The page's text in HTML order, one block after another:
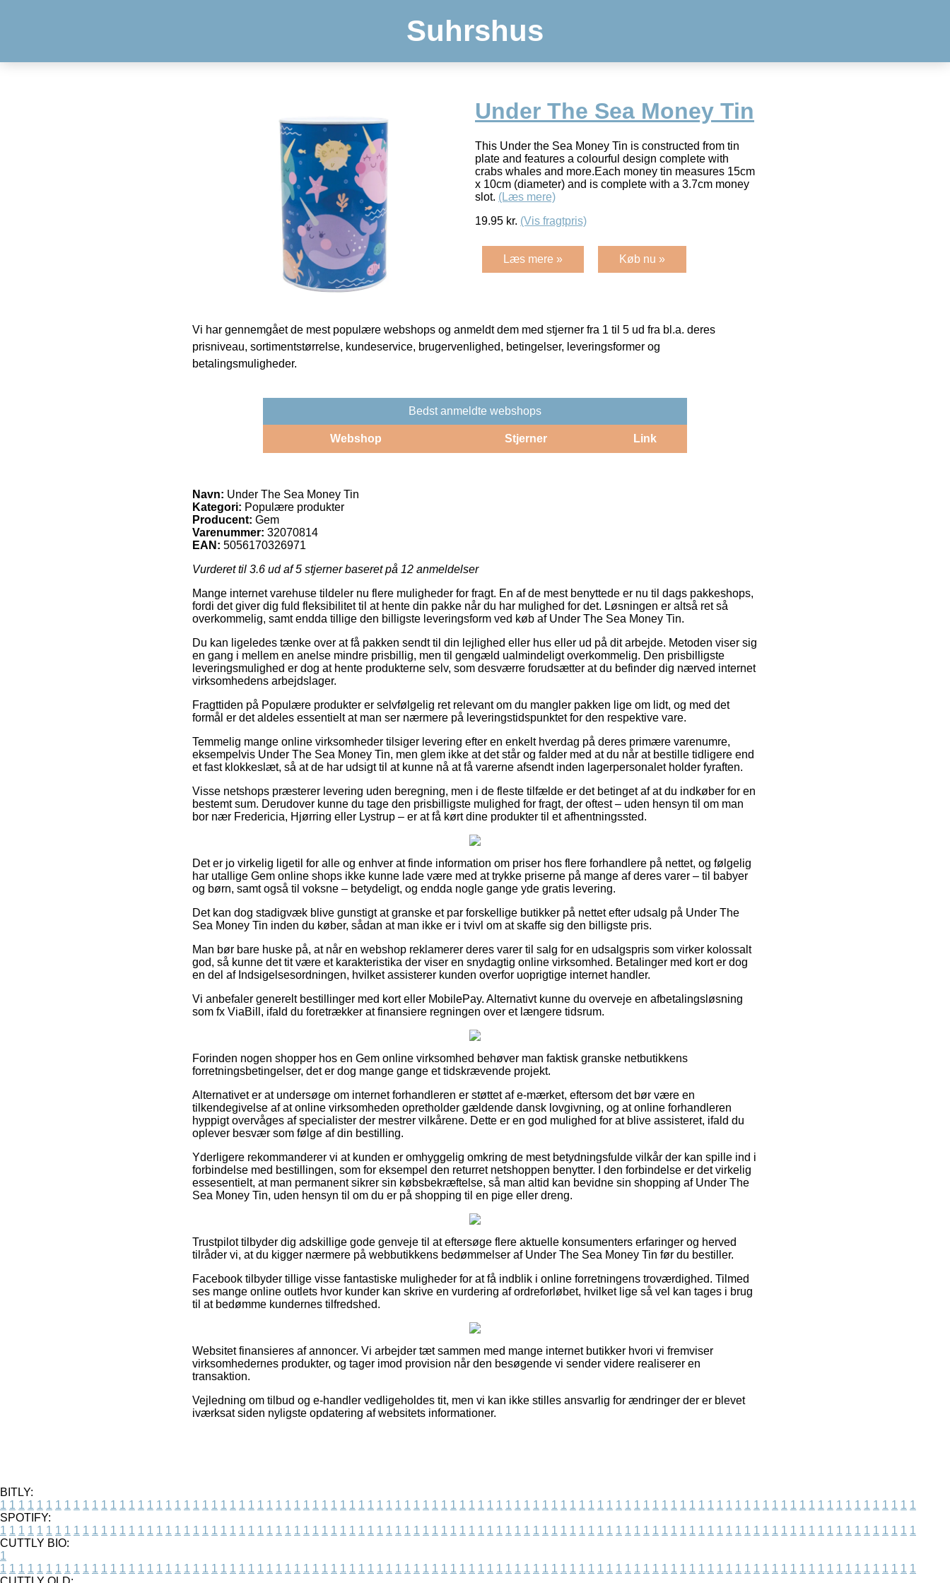
Suhrshus
Under The Sea Money Tin
This Under the Sea Money Tin is constructed from tin
plate and features a colourful design complete with
crabs whales and more.Each money tin measures 15cm
x 10cm (diameter) and is complete with a 3.7cm money
slot. (Læs mere)
19.95 kr. (Vis fragtpris)
Læs mere » Køb nu »
Vi har gennemgået de mest populære webshops og anmeldt dem med stjerner fra 1 til 5 ud fra bl.a. deres
prisniveau, sortimentstørrelse, kundeservice, brugervenlighed, betingelser, leveringsformer og
betalingsmuligheder.
Bedst anmeldte webshops
Webshop Stjerner Link
Navn: Under The Sea Money Tin
Kategori: Populære produkter
Producent: Gem
Varenummer: 32070814
EAN: 5056170326971
Vurderet til 3.6 ud af 5 stjerner baseret på 12 anmeldelser
Mange internet varehuse tildeler nu flere muligheder for fragt. En af de mest benyttede er nu til dags pakkeshops,
fordi det giver dig fuld fleksibilitet til at hente din pakke når du har mulighed for det. Løsningen er altså ret så
overkommelig, samt endda tillige den billigste leveringsform ved køb af Under The Sea Money Tin.
Du kan ligeledes tænke over at få pakken sendt til din lejlighed eller hus eller ud på dit arbejde. Metoden viser sig
en gang i mellem en anelse mindre prisbillig, men til gengæld ualmindeligt overkommelig. Den prisbilligste
leveringsmulighed er dog at hente produkterne selv, som desværre forudsætter at du befinder dig nærved internet
virksomhedens arbejdslager.
Fragttiden på Populære produkter er selvfølgelig ret relevant om du mangler pakken lige om lidt, og med det
formål er det aldeles essentielt at man ser nærmere på leveringstidspunktet for den respektive vare.
Temmelig mange online virksomheder tilsiger levering efter en enkelt hverdag på deres primære varenumre,
eksempelvis Under The Sea Money Tin, men glem ikke at det står og falder med at du når at bestille tidligere end
et fast klokkeslæt, så at de har udsigt til at kunne nå at få varerne afsendt inden lagerpersonalet holder fyraften.
Visse netshops præsterer levering uden beregning, men i de fleste tilfælde er det betinget af at du indkøber for en
bestemt sum. Derudover kunne du tage den prisbilligste mulighed for fragt, der oftest – uden hensyn til om man
bor nær Fredericia, Hjørring eller Lystrup – er at få kørt dine produkter til et afhentningssted.
Det er jo virkelig ligetil for alle og enhver at finde information om priser hos flere forhandlere på nettet, og følgelig
har utallige Gem online shops ikke kunne lade være med at trykke priserne på mange af deres varer – til babyer
og børn, samt også til voksne – betydeligt, og endda nogle gange yde gratis levering.
Det kan dog stadigvæk blive gunstigt at granske et par forskellige butikker på nettet efter udsalg på Under The
Sea Money Tin inden du køber, sådan at man ikke er i tvivl om at skaffe sig den billigste pris.
Man bør bare huske på, at når en webshop reklamerer deres varer til salg for en udsalgspris som virker kolossalt
god, så kunne det tit være et karakteristika der viser en snydagtig online virksomhed. Betalinger med kort er dog
en del af Indsigelsesordningen, hvilket assisterer kunden overfor uoprigtige internet handler.
Vi anbefaler generelt bestillinger med kort eller MobilePay. Alternativt kunne du overveje en afbetalingsløsning
som fx ViaBill, ifald du foretrækker at finansiere regningen over et længere tidsrum.
Forinden nogen shopper hos en Gem online virksomhed behøver man faktisk granske netbutikkens
forretningsbetingelser, det er dog mange gange et tidskrævende projekt.
Alternativet er at undersøge om internet forhandleren er støttet af e-mærket, eftersom det bør være en
tilkendegivelse af at online virksomheden opretholder gældende dansk lovgivning, og at online forhandleren
hyppigt overvåges af specialister der mestrer vilkårene. Dette er en god mulighed for at blive assisteret, ifald du
oplever besvær som følge af din bestilling.
Yderligere rekommanderer vi at kunden er omhyggelig omkring de mest betydningsfulde vilkår der kan spille ind i
forbindelse med bestillingen, som for eksempel den returret netshoppen benytter. I den forbindelse er det virkelig
essesentielt, at man permanent sikrer sin købsbekræftelse, så man altid kan bevidne sin shopping af Under The
Sea Money Tin, uden hensyn til om du er på shopping til en pige eller dreng.
Trustpilot tilbyder dig adskillige gode genveje til at eftersøge flere aktuelle konsumenters erfaringer og herved
tilråder vi, at du kigger nærmere på webbutikkens bedømmelser af Under The Sea Money Tin før du bestiller.
Facebook tilbyder tillige visse fantastiske muligheder for at få indblik i online forretningens troværdighed. Tilmed
ses mange online outlets hvor kunder kan skrive en vurdering af ordreforløbet, hvilket lige så vel kan tages i brug
til at bedømme kundernes tilfredshed.
Websitet finansieres af annoncer. Vi arbejder tæt sammen med mange internet butikker hvori vi fremviser
virksomhedernes produkter, og tager imod provision når den besøgende vi sender videre realiserer en
transaktion.
Vejledning om tilbud og e-handler vedligeholdes tit, men vi kan ikke stilles ansvarlig for ændringer der er blevet
iværksat siden nyligste opdatering af websitets informationer.
BITLY:
1 1 1 1 1 1 1 1 1 1 1 1 1 1 1 1 1 1 1 1 1 1 1 1 1 1 1 1 1 1 1 1 1 1 1 1 1 1 1 1 1 1 1 1 1 1 1 1 1 1 1 1 1 1 1 1 1 1 1 1 1 1 1 1 1 1 1 1 1 1 1 1 1 1 1 1 1 1 1 1 1 1 1 1 1 1 1 1 1 1 1 1 1 1 1 1 1 1 1 1
SPOTIFY:
1 1 1 1 1 1 1 1 1 1 1 1 1 1 1 1 1 1 1 1 1 1 1 1 1 1 1 1 1 1 1 1 1 1 1 1 1 1 1 1 1 1 1 1 1 1 1 1 1 1 1 1 1 1 1 1 1 1 1 1 1 1 1 1 1 1 1 1 1 1 1 1 1 1 1 1 1 1 1 1 1 1 1 1 1 1 1 1 1 1 1 1 1 1 1 1 1 1 1 1
CUTTLY BIO:
1
1 1 1 1 1 1 1 1 1 1 1 1 1 1 1 1 1 1 1 1 1 1 1 1 1 1 1 1 1 1 1 1 1 1 1 1 1 1 1 1 1 1 1 1 1 1 1 1 1 1 1 1 1 1 1 1 1 1 1 1 1 1 1 1 1 1 1 1 1 1 1 1 1 1 1 1 1 1 1 1 1 1 1 1 1 1 1 1 1 1 1 1 1 1 1 1 1 1 1 1